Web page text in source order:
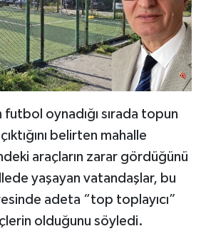
oynadığı sırada topun
belirten mahalle
araçların zarar gördüğünü
yaşayan vatandaşlar, bu
adeta “top toplayıcı”
olduğunu söyledi.